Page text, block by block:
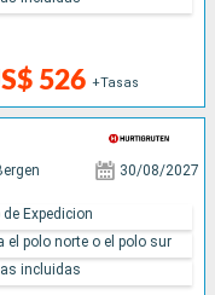
526 +Tasas
30/08/2027
de Expedicion
el polo norte o el polo sur
incluidas